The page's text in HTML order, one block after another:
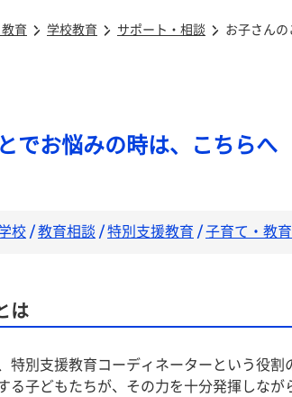
育 学校教育 サポート・相談 お子さん
でお悩みの時は、こちらへ
校/教育相談 /特別支援教育 /子育て・教育
は
特別支援教育コーディネーターという役割
る子どもたちが、その力を十分発揮しな